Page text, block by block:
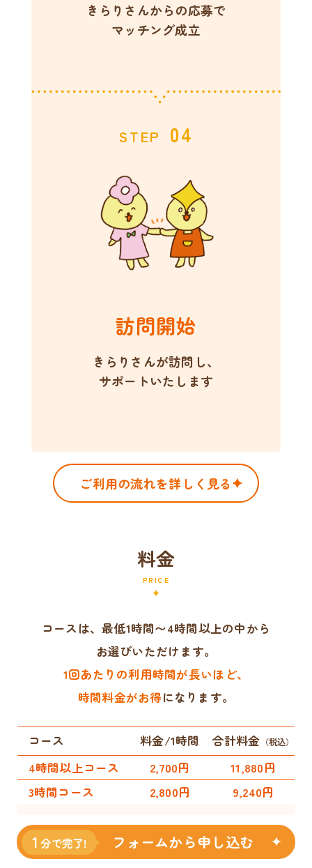
きらりさんからの応募で
マッチング成立
STEP 04
訪問開始
きらりさんが訪問し、
サポートいたします
ご利用の流れを詳しく見る
料金
PRICE
コースは、最低1時間〜4時間以上の中から
お選びいただけます。
1回あたりの利用時間が長いほど、
時間料金がお得になります。
コース 料金/1時間 合計料金 （税込）
4時間以上コース 2,700円
11,880円
3時間コース
2,800円 9,240円
利用イメージ
1回のサポートで、料理代行、掃除代行、片付け代行、ベビ
ー・キッズシッターなど、複数の家事や育児サポートを組み
合わせて依頼！
フォームから申し込む